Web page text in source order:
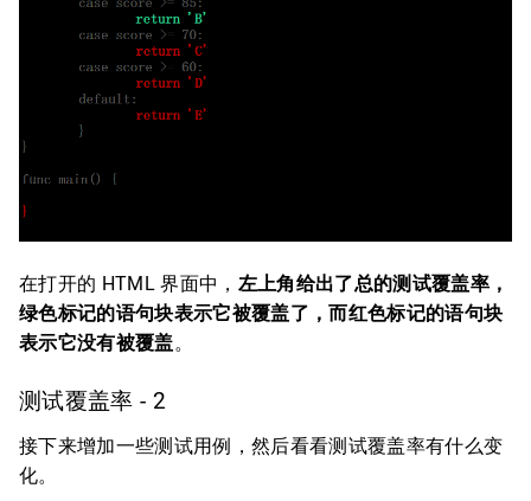
在打开的 HTML 界面中， 左上角给出了总的测试覆盖率，
绿色标记的语句块表示它被覆盖了，而红色标记的语句块
表示它没有被覆盖。
测试覆盖率 - 2
接下来增加一些测试用例，然后看看测试覆盖率有什么变
化。